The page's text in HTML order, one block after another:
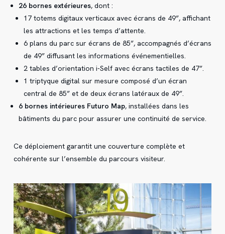
26 bornes extérieures, dont :
17 totems digitaux verticaux avec écrans de 49”, affichant
les attractions et les temps d’attente.
6 plans du parc sur écrans de 85”, accompagnés d’écrans
de 49” diffusant les informations événementielles.
2 tables d’orientation i-Self avec écrans tactiles de 47”.
1 triptyque digital sur mesure composé d’un écran
central de 85” et de deux écrans latéraux de 49”.
6 bornes intérieures Futuro Map, installées dans les
bâtiments du parc pour assurer une continuité de service.
Ce déploiement garantit une couverture complète et
cohérente sur l’ensemble du parcours visiteur.